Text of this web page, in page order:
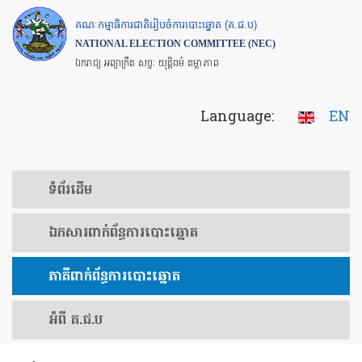
Skip
to
main
គណៈកម្មាធិការជាតិរៀបចំការបោះឆ្នោត (គ.ជ.ប)
NATIONAL ELECTION COMMITTEE (NEC)
ឯករាជ្យ អព្យាក្រឹត សច្ចៈ យុត្តិធម៌ តម្លាភាព
Language: EN
ទំព័រ​ដើម
ឯកសារ​ពាក់ព័ន្ធ​ការ​បោះឆ្នោត
​ភាគីពាក់ព័ន្ធ​​ការ​បោះឆ្នោត
អំពី គ.ជ.ប